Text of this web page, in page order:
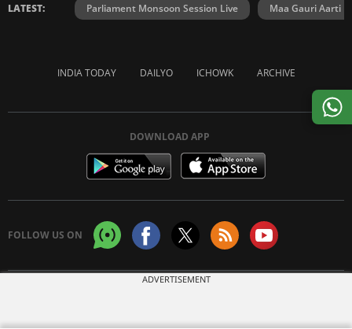
LATEST: Parliament Monsoon Session Live Maa Gauri Aarti
INDIA TODAY DAILYO ICHOWK ARCHIVE
DOWNLOAD APP
FOLLOW US ON
ADVERTISEMENT